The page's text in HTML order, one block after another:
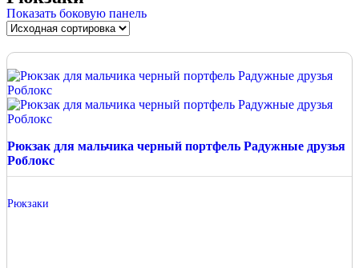
Показать боковую панель
Рюкзак для мальчика черный портфель Радужные друзья
Роблокс
Рюкзаки